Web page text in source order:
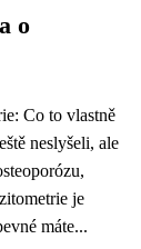
o
Co to vlastně
neslyšeli, ale
je
máte...